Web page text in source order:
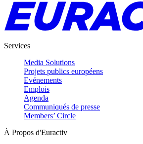
Services
Media Solutions
Projets publics européens
Evénements
Emplois
Agenda
Communiqués de presse
Members’ Circle
À Propos d'Euractiv